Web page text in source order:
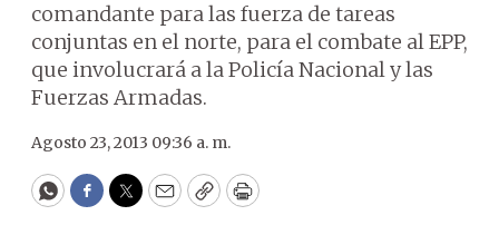
comandante para las fuerza de tareas
conjuntas en el norte, para el combate al EPP,
que involucrará a la Policía Nacional y las
Fuerzas Armadas.
Agosto 23, 2013 09:36 a. m.
WhatsApp
Facebook
Twitter
EmailCopyPrint